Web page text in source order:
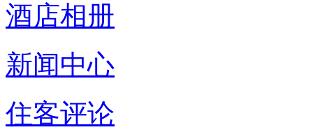
酒店相册
新闻中心
住客评论